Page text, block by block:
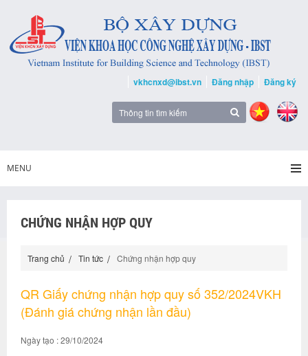
vkhcnxd@ibst.vn Đăng nhập Đăng ký
MENU
CHỨNG NHẬN HỢP QUY
Trang chủ Tin tức Chứng nhận hợp quy
QR Giấy chứng nhận hợp quy số 352/2024VKH
(Đánh giá chứng nhận lần đầu)
Ngày tạo : 29/10/2024